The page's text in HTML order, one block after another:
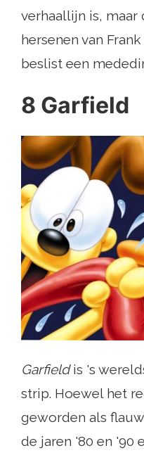
verhaallijn is, maar
hersenen van
beslist een
8 Garfield
Garfieldis 's
strip. Hoewel het
geworden als
de jaren '80 en '90